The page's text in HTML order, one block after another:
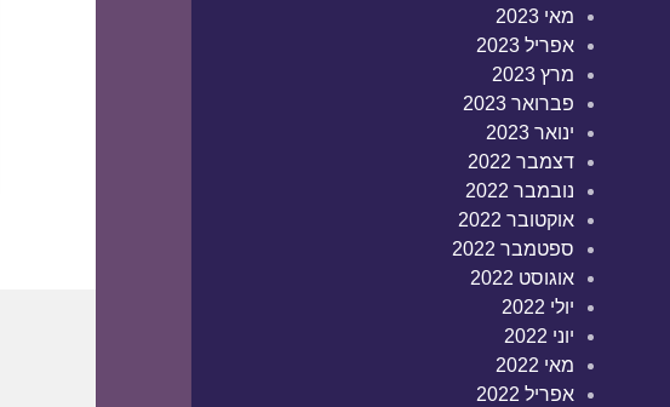
מאי 2023
אפריל 2023
מרץ 2023
פברואר 2023
ינואר 2023
דצמבר 2022
נובמבר 2022
אוקטובר 2022
ספטמבר 2022
אוגוסט 2022
יולי 2022
יוני 2022
מאי 2022
אפריל 2022